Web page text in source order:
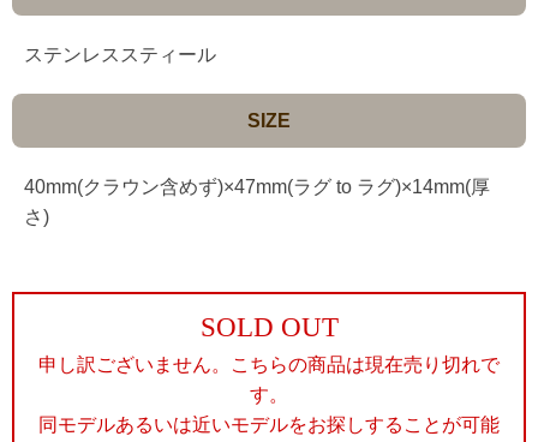
ステンレススティール
SIZE
40mm(クラウン含めず)×47mm(ラグ to ラグ)×14mm(厚
さ)
SOLD OUT
申し訳ございません。こちらの商品は現在売り切れで
す。
同モデルあるいは近いモデルをお探しすることが可能